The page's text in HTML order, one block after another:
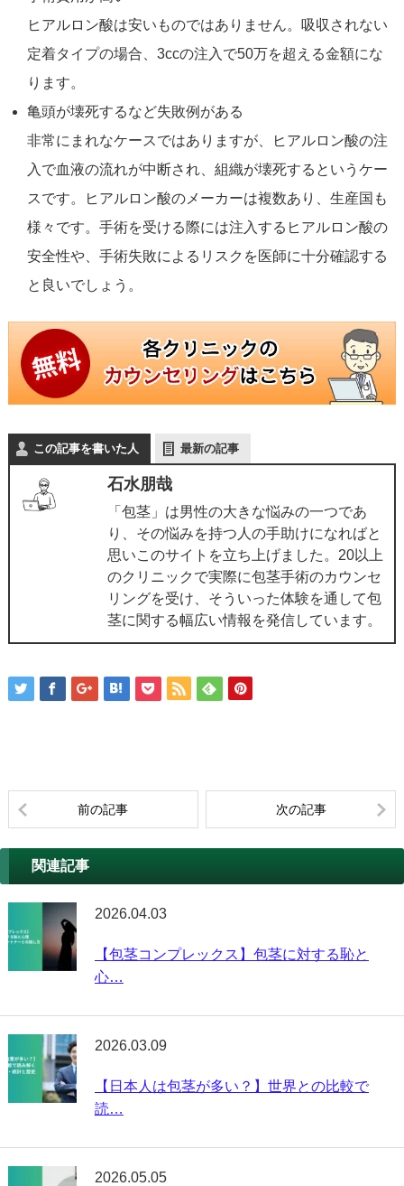
ヒアルロン酸は安いものではありません。吸収されない
定着タイプの場合、3ccの注入で50万を超える金額にな
ります。
亀頭が壊死するなど失敗例がある
非常にまれなケースではありますが、ヒアルロン酸の注
入で血液の流れが中断され、組織が壊死するというケー
スです。ヒアルロン酸のメーカーは複数あり、生産国も
様々です。手術を受ける際には注入するヒアルロン酸の
安全性や、手術失敗によるリスクを医師に十分確認する
と良いでしょう。
この記事を書いた人 最新の記事
石水朋哉
「包茎」は男性の大きな悩みの一つであ
り、その悩みを持つ人の手助けになればと
思いこのサイトを立ち上げました。20以上
のクリニックで実際に包茎手術のカウンセ
リングを受け、そういった体験を通して包
茎に関する幅広い情報を発信しています。
前の記事 次の記事
関連記事
2026.04.03
【包茎コンプレックス】包茎に対する恥と
心…
2026.03.09
【日本人は包茎が多い？】世界との比較で
読…
2026.05.05